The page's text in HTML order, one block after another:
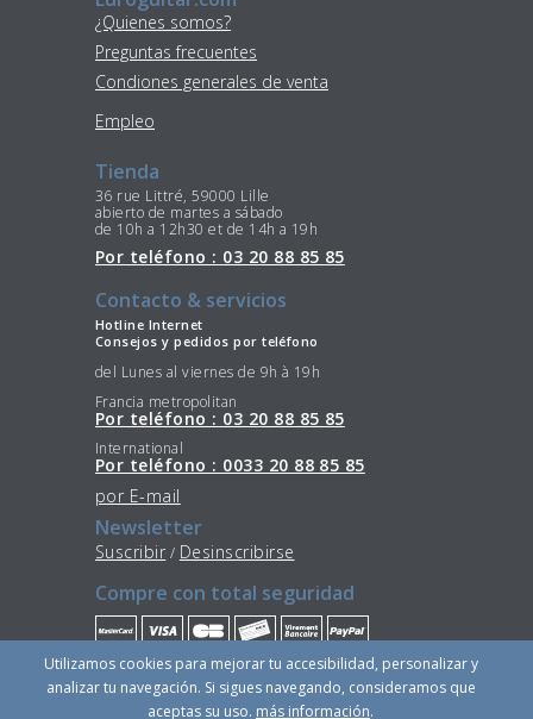
¿Quienes somos?
Preguntas frecuentes
Condiones generales de venta
Empleo
Tienda
36 rue Littré, 59000 Lille
abierto de martes a sábado
de 10h a 12h30 et de 14h a 19h
Por teléfono : 03 20 88 85 85
Contacto & servicios
Hotline Internet
Consejos y pedidos por teléfono
del Lunes al viernes de 9h à 19h
Francia metropolitan
Por teléfono : 03 20 88 85 85
International
Por teléfono : 0033 20 88 85 85
por E-mail
Newsletter
Suscribir / Desinscribirse
Compre con total seguridad
Quédese conectado
Utilizamos cookies para mejorar tu accesibilidad, personalizar y
analizar tu navegación. Si sigues navegando, consideramos que
aceptas su uso. más información.